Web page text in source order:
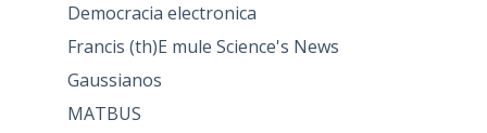
Democracia electronica
Francis (th)E mule Science's News
Gaussianos
MATBUS